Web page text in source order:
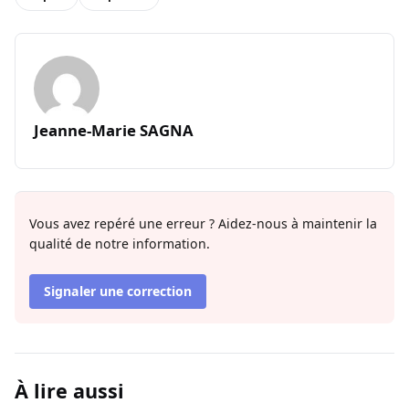
Jeanne-Marie SAGNA
Vous avez repéré une erreur ? Aidez-nous à maintenir la
qualité de notre information.
Signaler une correction
À lire aussi